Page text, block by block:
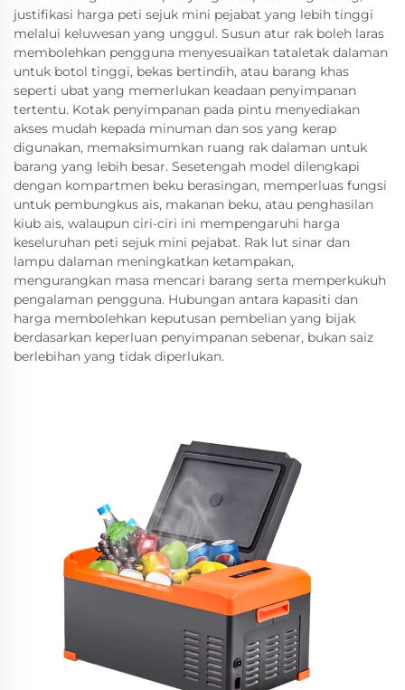
justifikasi harga peti sejuk mini pejabat yang lebih tinggi
melalui keluwesan yang unggul. Susun atur rak boleh laras
membolehkan pengguna menyesuaikan tataletak dalaman
untuk botol tinggi, bekas bertindih, atau barang khas
seperti ubat yang memerlukan keadaan penyimpanan
tertentu. Kotak penyimpanan pada pintu menyediakan
akses mudah kepada minuman dan sos yang kerap
digunakan, memaksimumkan ruang rak dalaman untuk
barang yang lebih besar. Sesetengah model dilengkapi
dengan kompartmen beku berasingan, memperluas fungsi
untuk pembungkus ais, makanan beku, atau penghasilan
kiub ais, walaupun ciri-ciri ini mempengaruhi harga
keseluruhan peti sejuk mini pejabat. Rak lut sinar dan
lampu dalaman meningkatkan ketampakan,
mengurangkan masa mencari barang serta memperkukuh
pengalaman pengguna. Hubungan antara kapasiti dan
harga membolehkan keputusan pembelian yang bijak
berdasarkan keperluan penyimpanan sebenar, bukan saiz
berlebihan yang tidak diperlukan.